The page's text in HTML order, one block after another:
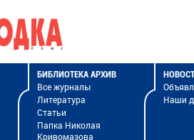
БИБЛИОТЕКА АРХИВ
Все журналы
Литература
Статьи
Папка Николая
Кривомазова
Наши